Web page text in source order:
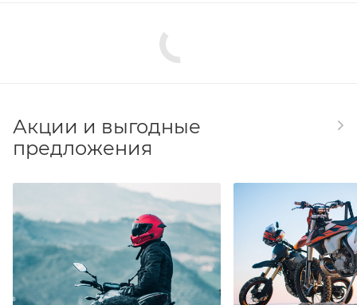
Акции и выгодные
предложения